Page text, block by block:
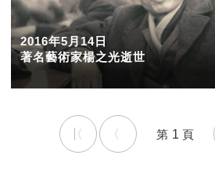
2016年5月14日
著名藝術家楊之光逝世
1